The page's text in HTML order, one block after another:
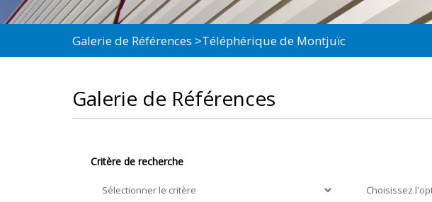
Galerie de Références Téléphérique de Montjuïc
Galerie de Références
Critère de recherche